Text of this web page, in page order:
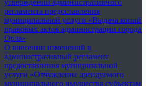
утверждении административного
регламента предоставления
муниципальной услуги «Выдача копий
правовых актов администрации города
Орла»
О внесении изменений в
административный регламент
предоставления муниципальной
услуги «Отчуждение арендуемого
муниципального имущества субъектам